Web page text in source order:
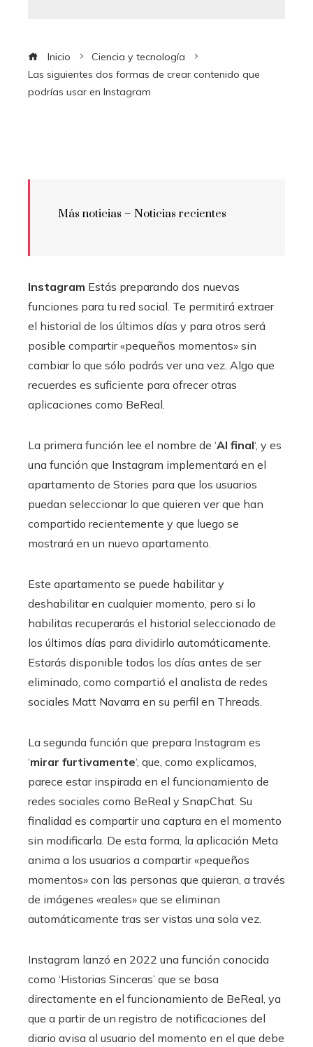
Inicio
Ciencia y tecnología
Las siguientes dos formas de crear contenido que
podrías usar en Instagram
Más noticias – Noticias recientes
Instagram Estás preparando dos nuevas
funciones para tu red social. Te permitirá extraer
el historial de los últimos días y para otros será
posible compartir «pequeños momentos» sin
cambiar lo que sólo podrás ver una vez. Algo que
recuerdes es suficiente para ofrecer otras
aplicaciones como BeReal.
La primera función lee el nombre de ‘Al final‘, y es
una función que Instagram implementará en el
apartamento de Stories para que los usuarios
puedan seleccionar lo que quieren ver que han
compartido recientemente y que luego se
mostrará en un nuevo apartamento.
Este apartamento se puede habilitar y
deshabilitar en cualquier momento, pero si lo
habilitas recuperarás el historial seleccionado de
los últimos días para dividirlo automáticamente.
Estarás disponible todos los días antes de ser
eliminado, como compartió el analista de redes
sociales Matt Navarra en su perfil en Threads.
La segunda función que prepara Instagram es
‘mirar furtivamente‘, que, como explicamos,
parece estar inspirada en el funcionamiento de
redes sociales como BeReal y SnapChat. Su
finalidad es compartir una captura en el momento
sin modificarla. De esta forma, la aplicación Meta
anima a los usuarios a compartir «pequeños
momentos» con las personas que quieran, a través
de imágenes «reales» que se eliminan
automáticamente tras ser vistas una sola vez.
Instagram lanzó en 2022 una función conocida
como ‘Historias Sinceras’ que se basa
directamente en el funcionamiento de BeReal, ya
que a partir de un registro de notificaciones del
diario avisa al usuario del momento en el que debe